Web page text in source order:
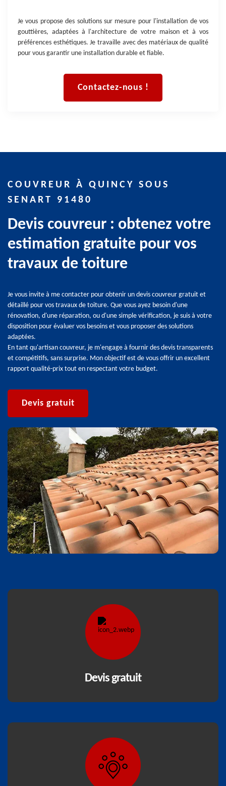
Je vous propose des solutions sur mesure pour l'installation de vos
gouttières, adaptées à l'architecture de votre maison et à vos
préférences esthétiques. Je travaille avec des matériaux de qualité
pour vous garantir une installation durable et fiable.
Contactez-nous !
COUVREUR À QUINCY SOUS
SENART 91480
Devis couvreur : obtenez votre
estimation gratuite pour vos
travaux de toiture
Je vous invite à me contacter pour obtenir un devis couvreur gratuit et
détaillé pour vos travaux de toiture. Que vous ayez besoin d'une
rénovation, d'une réparation, ou d'une simple vérification, je suis à votre
disposition pour évaluer vos besoins et vous proposer des solutions
adaptées.
En tant qu'artisan couvreur, je m'engage à fournir des devis transparents
et compétitifs, sans surprise. Mon objectif est de vous offrir un excellent
rapport qualité-prix tout en respectant votre budget.
Devis gratuit
Devis gratuit